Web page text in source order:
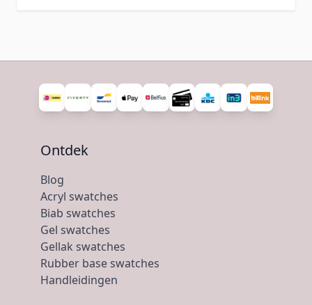
Ontdek
Blog
Acryl swatches
Biab swatches
Gel swatches
Gellak swatches
Rubber base swatches
Handleidingen